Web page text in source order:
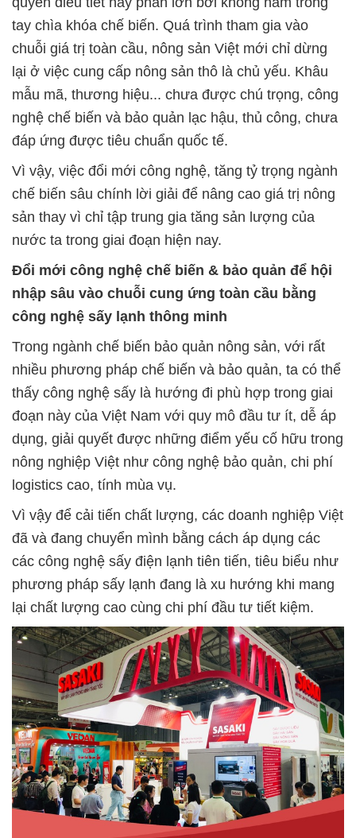
tay chìa khóa chế biến. Quá trình tham gia vào
chuỗi giá trị toàn cầu, nông sản Việt mới chỉ dừng
lại ở việc cung cấp nông sản thô là chủ yếu. Khâu
mẫu mã, thương hiệu... chưa được chú trọng, công
nghệ chế biến và bảo quản lạc hậu, thủ công, chưa
đáp ứng được tiêu chuẩn quốc tế.
Vì vậy, việc đổi mới công nghệ, tăng tỷ trọng ngành
chế biến sâu chính lời giải để nâng cao giá trị nông
sản thay vì chỉ tập trung gia tăng sản lượng của
nước ta trong giai đoạn hiện nay.
Đổi mới công nghệ chế biến & bảo quản để hội
nhập sâu vào chuỗi cung ứng toàn cầu bằng
công nghệ sấy lạnh thông minh
Trong ngành chế biến bảo quản nông sản, với rất
nhiều phương pháp chế biến và bảo quản, ta có thể
thấy công nghệ sấy là hướng đi phù hợp trong giai
đoạn này của Việt Nam với quy mô đầu tư ít, dễ áp
dụng, giải quyết được những điểm yếu cố hữu trong
nông nghiệp Việt như công nghệ bảo quản, chi phí
logistics cao, tính mùa vụ.
Vì vậy để cải tiến chất lượng, các doanh nghiệp Việt
đã và đang chuyển mình bằng cách áp dụng các
các công nghệ sấy điện lạnh tiên tiến, tiêu biểu như
phương pháp sấy lạnh đang là xu hướng khi mang
lại chất lượng cao cùng chi phí đầu tư tiết kiệm.